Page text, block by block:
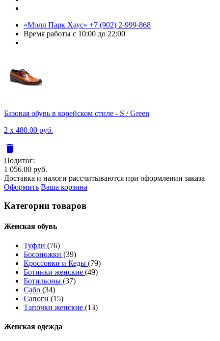
«Молл Парк Хаус» +7 (902) 2-999-868
Время работы с 10:00 до 22:00
Базовая обувь в корейском стиле - S / Green
2 x 480.00 руб.
delete
Подитог:
1 056.00 руб.
Доставка и налоги рассчитываются при оформлении заказа
Оформить Ваша корзина
Категории товаров
Женcкая обувь
Туфли (76)
Босоножки (39)
Кроссовки и Кеды (79)
Ботинки женские (49)
Ботильоны (37)
Сабо (34)
Сапоги (15)
Тапочки женские (13)
Женская одежда